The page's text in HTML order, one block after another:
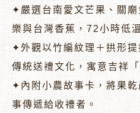
✦嚴選台南愛文芒果、關
樂與台灣香蕉，72小時低
✦外觀以竹編紋理＋拱形
傳統送禮文化，寓意吉祥「
✦內附小農故事卡，將果
事傳遞給收禮者。